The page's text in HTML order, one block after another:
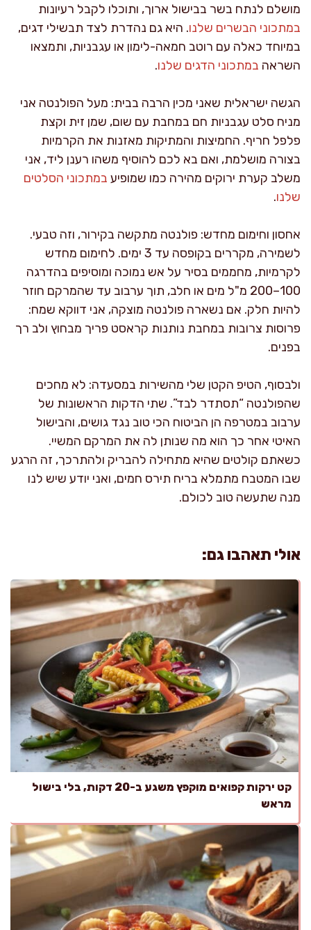
מושלם לנתח בשר בבישול ארוך, ותוכלו לקבל רעיונות
במתכוני הבשרים שלנו. היא גם נהדרת לצד תבשילי דגים,
במיוחד כאלה עם רוטב חמאה-לימון או עגבניות, ותמצאו
השראה במתכוני הדגים שלנו.
הגשה ישראלית שאני מכין הרבה בבית: מעל הפולנטה אני
מניח סלט עגבניות חם במחבת עם שום, שמן זית וקצת
פלפל חריף. החמיצות והמתיקות מאזנות את הקרמיות
בצורה מושלמת, ואם בא לכם להוסיף משהו רענן ליד, אני
משלב קערת ירוקים מהירה כמו שמופיע במתכוני הסלטים
שלנו.
אחסון וחימום מחדש: פולנטה מתקשה בקירור, וזה טבעי.
לשמירה, מקררים בקופסה עד 3 ימים. לחימום מחדש
לקרמיות, מחממים בסיר על אש נמוכה ומוסיפים בהדרגה
100–200 מ"ל מים או חלב, תוך ערבוב עד שהמרקם חוזר
להיות חלק. אם נשארה פולנטה מוצקה, אני דווקא שמח:
פרוסות צרובות במחבת נותנות קראסט פריך מבחוץ ולב רך
בפנים.
ולבסוף, הטיפ הקטן שלי מהשירות במסעדה: לא מחכים
שהפולנטה “תסתדר לבד”. שתי הדקות הראשונות של
ערבוב במטרפה הן הביטוח הכי טוב נגד גושים, והבישול
האיטי אחר כך הוא מה שנותן לה את המרקם המשיי.
כשאתם קולטים שהיא מתחילה להבריק ולהתרכך, זה הרגע
שבו המטבח מתמלא בריח תירס חמים, ואני יודע שיש לנו
מנה שתעשה טוב לכולם.
אולי תאהבו גם:
קט ירקות קפואים מוקפץ משגע ב-20 דקות, בלי בישול
מראש